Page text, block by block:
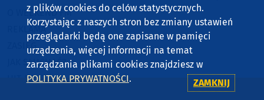
O WEEKEND FM
REKLAMA
ZASIĘG
JAK SŁUCHAĆ?
HIT-PORT
z plików cookies do celów statystycznych.
Korzystając z naszych stron bez zmiany ustawień
przeglądarki będą one zapisane w pamięci
urządzenia, więcej informacji na temat
zarządzania plikami cookies znajdziesz w
POLITYKA PRYWATNOŚCI. ZAMKNIJ